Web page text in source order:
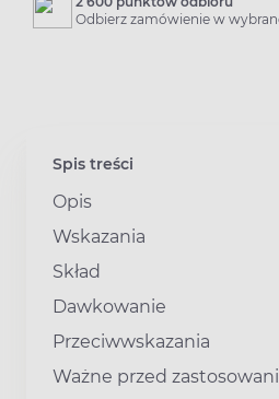
Odbierz zamówienie w
Spis treści
Opis
Wskazania
Skład
Dawkowanie
Przeciwwskazania
Ważne przed